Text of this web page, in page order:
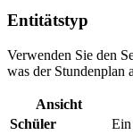
Entitätstyp
Verwenden Sie den
was der Stundenplan
Ansicht
Schüler
Ein